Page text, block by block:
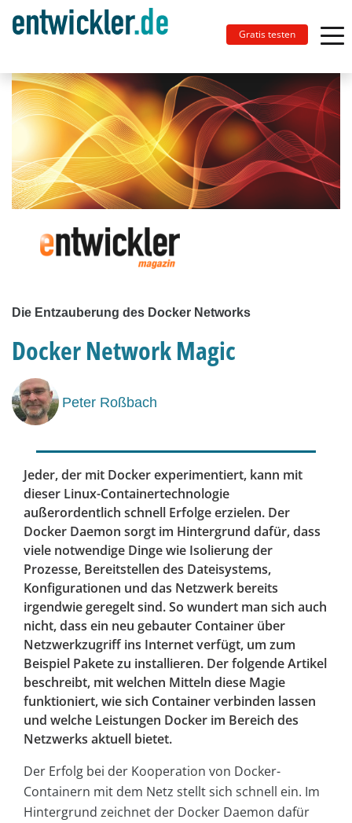
Gratis testen
Die Entzauberung des Docker Networks
Docker Network Magic
Peter Roßbach
Jeder, der mit Docker experimentiert, kann mit
dieser Linux-Containertechnologie
außerordentlich schnell Erfolge erzielen. Der
Docker Daemon sorgt im Hintergrund dafür, dass
viele notwendige Dinge wie Isolierung der
Prozesse, Bereitstellen des Dateisystems,
Konfigurationen und das Netzwerk bereits
irgendwie geregelt sind. So wundert man sich auch
nicht, dass ein neu gebauter Container über
Netzwerkzugriff ins Internet verfügt, um zum
Beispiel Pakete zu installieren. Der folgende Artikel
beschreibt, mit welchen Mitteln diese Magie
funktioniert, wie sich Container verbinden lassen
und welche Leistungen Docker im Bereich des
Netzwerks aktuell bietet.
Der Erfolg bei der Kooperation von Docker-
Containern mit dem Netz stellt sich schnell ein. Im
Hintergrund zeichnet der Docker Daemon dafür